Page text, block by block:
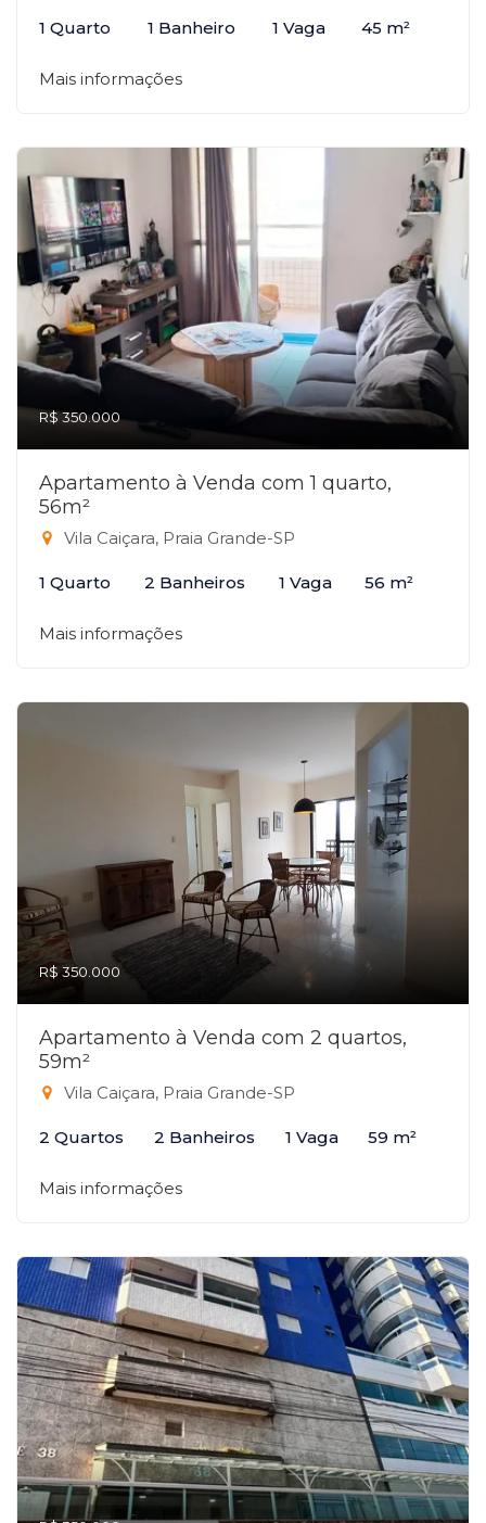
1 Quarto 1 Banheiro 1 Vaga 45 m²
Mais informações
R$ 350.000
Apartamento à Venda com 1 quarto,
56m²
Vila Caiçara, Praia Grande-SP
1 Quarto 2 Banheiros 1 Vaga 56 m²
Mais informações
R$ 350.000
Apartamento à Venda com 2 quartos,
59m²
Vila Caiçara, Praia Grande-SP
2 Quartos 2 Banheiros 1 Vaga 59 m²
Mais informações